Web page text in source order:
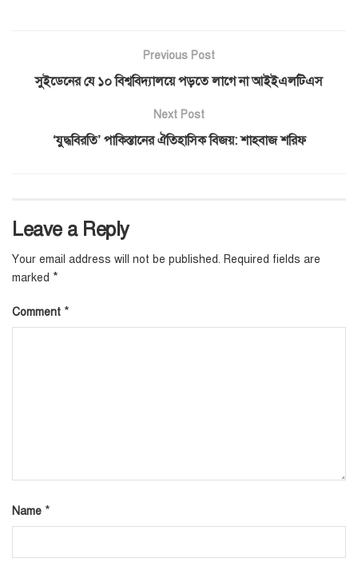
Previous Post
সুইডেনের যে ১০ বিশ্ববিদ্যালয়ে পড়তে লাগে না আইইএলটিএস
Next Post
‘যুদ্ধবিরতি’ পাকিস্তানের ঐতিহাসিক বিজয়: শাহবাজ শরিফ
Leave a Reply
Your email address will not be published. Required fields are
marked *
Comment *
Name *